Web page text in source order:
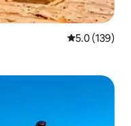
5 ರಲ್ಲಿ 5.0
5.0 (139)